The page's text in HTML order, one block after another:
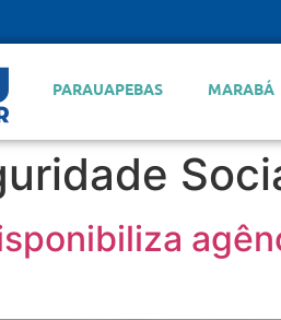
PARAUAPEBAS MARABÁ